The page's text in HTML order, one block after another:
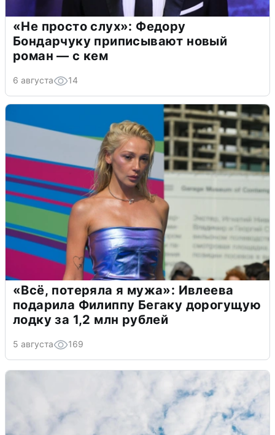
«Не просто слух»: Федору
Бондарчуку приписывают новый
роман — с кем
6 августа 14
«Всё, потеряла я мужа»: Ивлеева
подарила Филиппу Бегаку дорогущую
лодку за 1,2 млн рублей
5 августа 169